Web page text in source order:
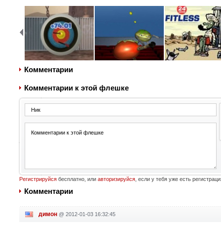
Комментарии
Комментарии к этой флешке
Регистрируйсябесплатно, или авторизируйся, если у тебя уже есть
Комментарии
димон@ 2012-01-03 16:32:45